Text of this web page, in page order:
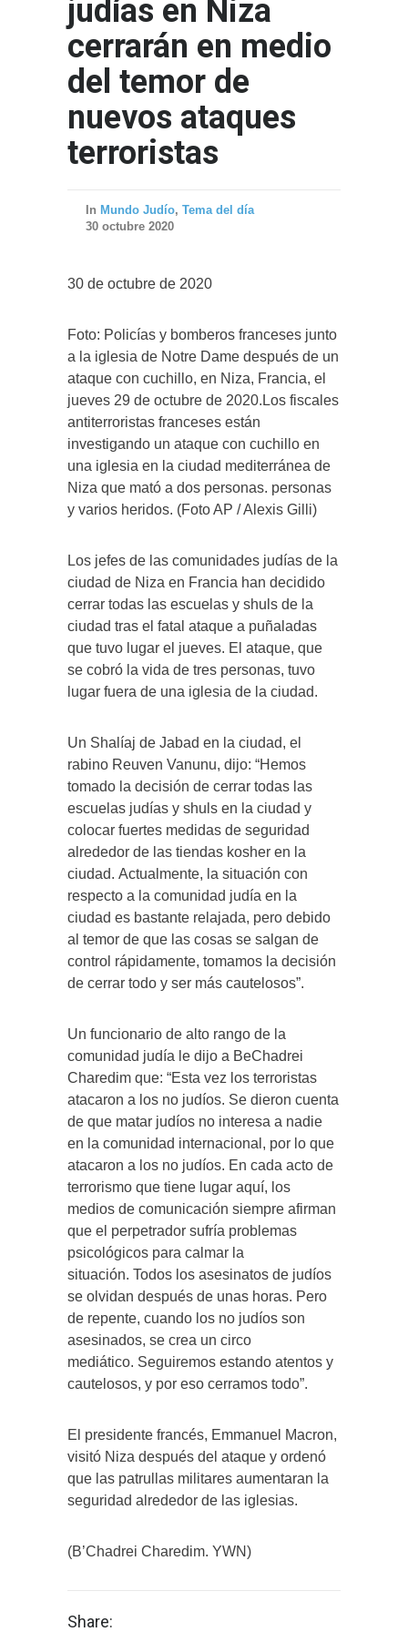
judías en Niza
cerrarán en medio
del temor de
nuevos ataques
terroristas
In Mundo Judío, Tema del día
30 octubre 2020
30 de octubre de 2020
Foto: Policías y bomberos franceses junto
a la iglesia de Notre Dame después de un
ataque con cuchillo, en Niza, Francia, el
jueves 29 de octubre de 2020.Los fiscales
antiterroristas franceses están
investigando un ataque con cuchillo en
una iglesia en la ciudad mediterránea de
Niza que mató a dos personas. personas
y varios heridos. (Foto AP / Alexis Gilli)
Los jefes de las comunidades judías de la
ciudad de Niza en Francia han decidido
cerrar todas las escuelas y shuls de la
ciudad tras el fatal ataque a puñaladas
que tuvo lugar el jueves. El ataque, que
se cobró la vida de tres personas, tuvo
lugar fuera de una iglesia de la ciudad.
Un Shalíaj de Jabad en la ciudad, el
rabino Reuven Vanunu, dijo: “Hemos
tomado la decisión de cerrar todas las
escuelas judías y shuls en la ciudad y
colocar fuertes medidas de seguridad
alrededor de las tiendas kosher en la
ciudad. Actualmente, la situación con
respecto a la comunidad judía en la
ciudad es bastante relajada, pero debido
al temor de que las cosas se salgan de
control rápidamente, tomamos la decisión
de cerrar todo y ser más cautelosos”.
Un funcionario de alto rango de la
comunidad judía le dijo a BeChadrei
Charedim que: “Esta vez los terroristas
atacaron a los no judíos. Se dieron cuenta
de que matar judíos no interesa a nadie
en la comunidad internacional, por lo que
atacaron a los no judíos. En cada acto de
terrorismo que tiene lugar aquí, los
medios de comunicación siempre afirman
que el perpetrador sufría problemas
psicológicos para calmar la
situación. Todos los asesinatos de judíos
se olvidan después de unas horas. Pero
de repente, cuando los no judíos son
asesinados, se crea un circo
mediático. Seguiremos estando atentos y
cautelosos, y por eso cerramos todo”.
El presidente francés, Emmanuel Macron,
visitó Niza después del ataque y ordenó
que las patrullas militares aumentaran la
seguridad alrededor de las iglesias.
(B’Chadrei Charedim. YWN)
Share: